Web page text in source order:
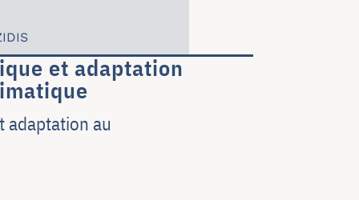
et adaptation
adaptation au